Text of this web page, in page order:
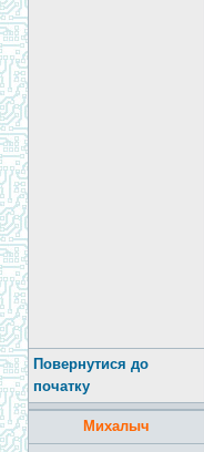
Повернутися до
початку
Михалыч